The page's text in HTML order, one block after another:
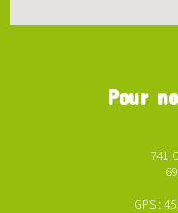
Pour
741
GPS :